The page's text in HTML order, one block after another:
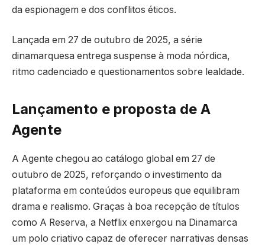
da espionagem e dos conflitos éticos.
Lançada em 27 de outubro de 2025, a série
dinamarquesa entrega suspense à moda nórdica,
ritmo cadenciado e questionamentos sobre lealdade.
Lançamento e proposta de A
Agente
A Agente chegou ao catálogo global em 27 de
outubro de 2025, reforçando o investimento da
plataforma em conteúdos europeus que equilibram
drama e realismo. Graças à boa recepção de títulos
como A Reserva, a Netflix enxergou na Dinamarca
um polo criativo capaz de oferecer narrativas densas